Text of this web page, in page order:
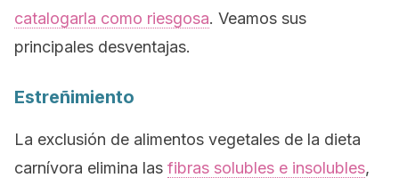
catalogarla como riesgosa. Veamos sus
principales desventajas.
Estreñimiento
La exclusión de alimentos vegetales de la dieta
carnívora elimina las fibras solubles e insolubles,